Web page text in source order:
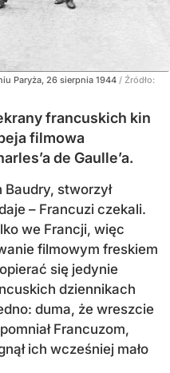
Paryża, 26 sierpnia 1944 / Źródło:
francuskich kin
filmowa
de Gaulle’a.
stworzył
– Francuzi czekali.
we Francji, więc
filmowym freskiem
się jedynie
dziennikach
duma, że wreszcie
Francuzom,
ich wcześniej mało